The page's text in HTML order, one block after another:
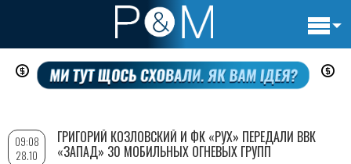
Перейти
содержанию
09:08
28.10
ГРИГОРИЙ КОЗЛОВСКИЙ И ФК «РУХ» ПЕРЕДАЛИ ВВК
«ЗАПАД» 30 МОБИЛЬНЫХ ОГНЕВЫХ ГРУПП